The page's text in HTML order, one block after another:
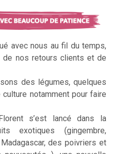
avec nous au fil du temps,
de nos retours clients et de
des légumes, quelques
notamment pour faire
s’est lancé dans la
exotiques (gingembre,
des poivriers et